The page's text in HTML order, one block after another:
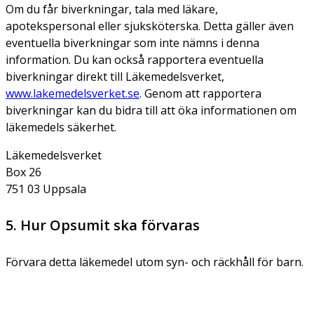
Om du får biverkningar, tala med läkare,
apotekspersonal eller sjuksköterska. Detta gäller även
eventuella biverkningar som inte nämns i denna
information. Du kan också rapportera eventuella
biverkningar direkt till Läkemedelsverket,
www.lakemedelsverket.se. Genom att rapportera
biverkningar kan du bidra till att öka informationen om
läkemedels säkerhet.
Läkemedelsverket
Box 26
751 03 Uppsala
5. Hur Opsumit ska förvaras
Förvara detta läkemedel utom syn- och räckhåll för barn.